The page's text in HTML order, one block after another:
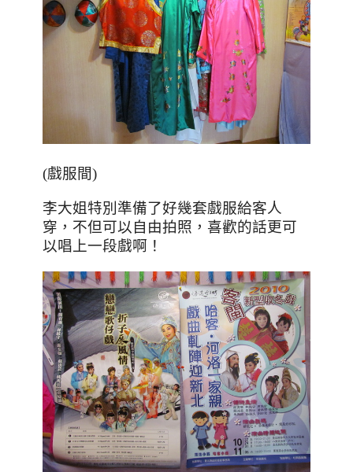
(戲服間)
李大姐特別準備了好幾套戲服給客人
穿，不但可以自由拍照，喜歡的話更可
以唱上一段戲啊！